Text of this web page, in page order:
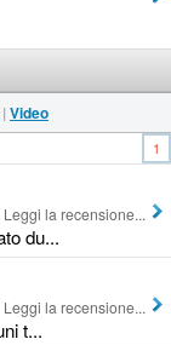
| Video
1
du...
Leggi la recensione...
t...
Leggi la recensione...